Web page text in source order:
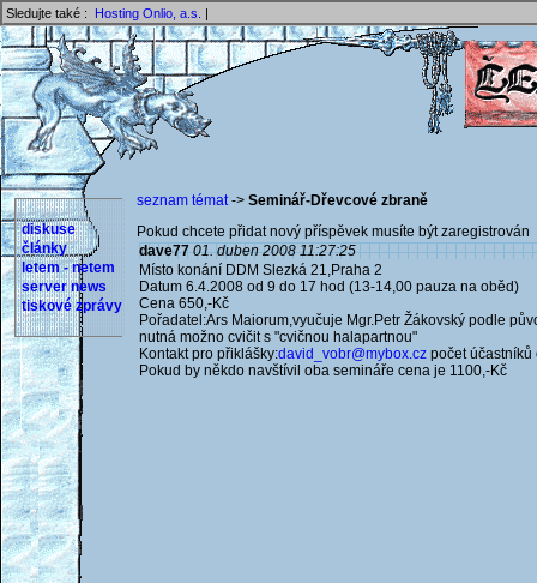
Sledujte také : Hosting Onlio, a.s. |
diskuse
články
letem - netem
server news
tiskové zprávy
seznam témat-> Seminář-Dřevcové zbraně
Pokud chcete přidat nový příspěvek musíte být
dave77 01. duben 2008 11:27:25
Místo konání DDM Slezká 21,Praha 2
Datum 6.4.2008 od 9 do 17 hod (13-14,00 pauza na oběd)
Cena 650,-Kč
Pořadatel:Ars Maiorum,vyučuje Mgr.Petr Žákovský podle
nutná možno cvičit s "cvičnou halapartnou"
Kontakt pro přiklášky:david_vobr@mybox.cz počet účastníků
Pokud by někdo navštívil oba semináře cena je 1100,-Kč